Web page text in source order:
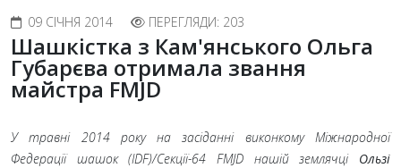
09 СІЧНЯ 2014 ПЕРЕГЛЯДИ: 203
Шашкістка з Кам'янського Ольга
Губарєва отримала звання
майстра FMJD
У травні 2014 року на засіданні виконкому Міжнародної
Федерації шашок (IDF)/Секції-64 FMJD нашій землячці Ользі